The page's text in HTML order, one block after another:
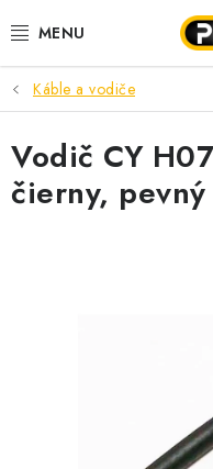
na
AKCIE
LED PÁSY
MODULÁRNE PRÍSTROJE
SVORKY,
Káble a vodiče
Vodič CY
čierny, pevný